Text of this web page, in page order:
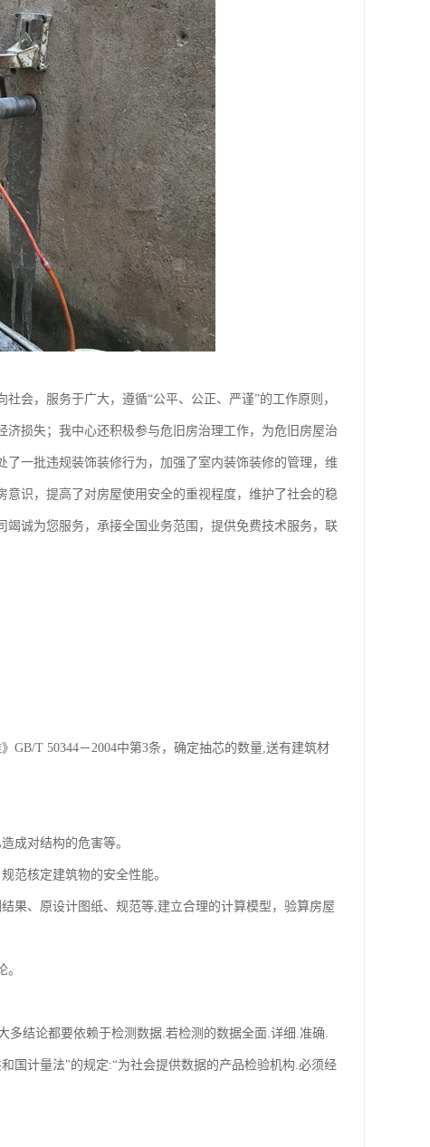
会，服务于广大，遵循“公平、公正、严谨”的工作原则，
损失；我中心还积极参与危旧房治理工作，为危旧房屋治
一批违规装饰装修行为，加强了室内装饰装修的管理，维
识，提高了对房屋使用安全的重视程度，维护了社会的稳
诚为您服务，承接全国业务范围，提供免费技术服务，联
GB/T 50344－2004中第3条，确定抽芯的数量,送有建筑材
成对结构的危害等。
范核定建筑物的安全性能。
果、原设计图纸、规范等,建立合理的计算模型，验算房屋
结论都要依赖于检测数据.若检测的数据全面.详细.准确.
国计量法"的规定:“为社会提供数据的产品检验机构.必须经